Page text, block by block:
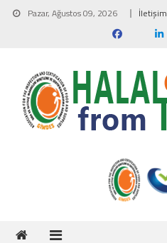
Skip to content
Pazar, Ağustos 09, 2026 İletişim